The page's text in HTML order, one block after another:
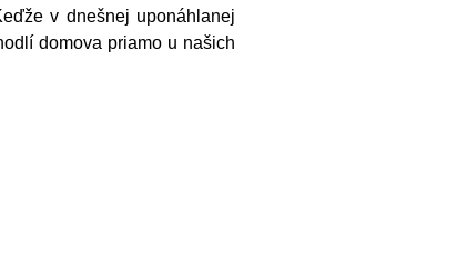
v dnešnej uponáhlanej
domova priamo u našich